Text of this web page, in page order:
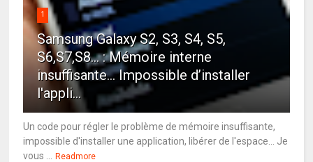
1
Samsung Galaxy S2, S3, S4, S5,
S6,S7,S8... : Mémoire interne
insuffisante… Impossible d’installer
l'appli...
Un code pour régler le problème de mémoire insuffisante,
impossible d'installer une application, libérer de l'espace... Je
vous ...
Readmore